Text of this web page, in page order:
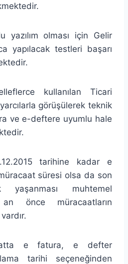
yazılım olması için Gelir
yapılacak testleri başarı
kullanılan Ticari
görüşülerek teknik
ve e-deftere uyumlu hale
tarihine kadar e
süresi olsa da son
yaşanması muhtemel
önce müracaatların
e fatura, e defter
tarihi seçeneğinden